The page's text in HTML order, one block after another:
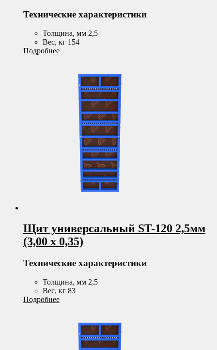
Технические характеристики
Толщина, мм 2,5
Вес, кг 154
Подробнее
Щит универсальный ST-120 2,5мм
(3,00 х 0,35)
Технические характеристики
Толщина, мм 2,5
Вес, кг 83
Подробнее